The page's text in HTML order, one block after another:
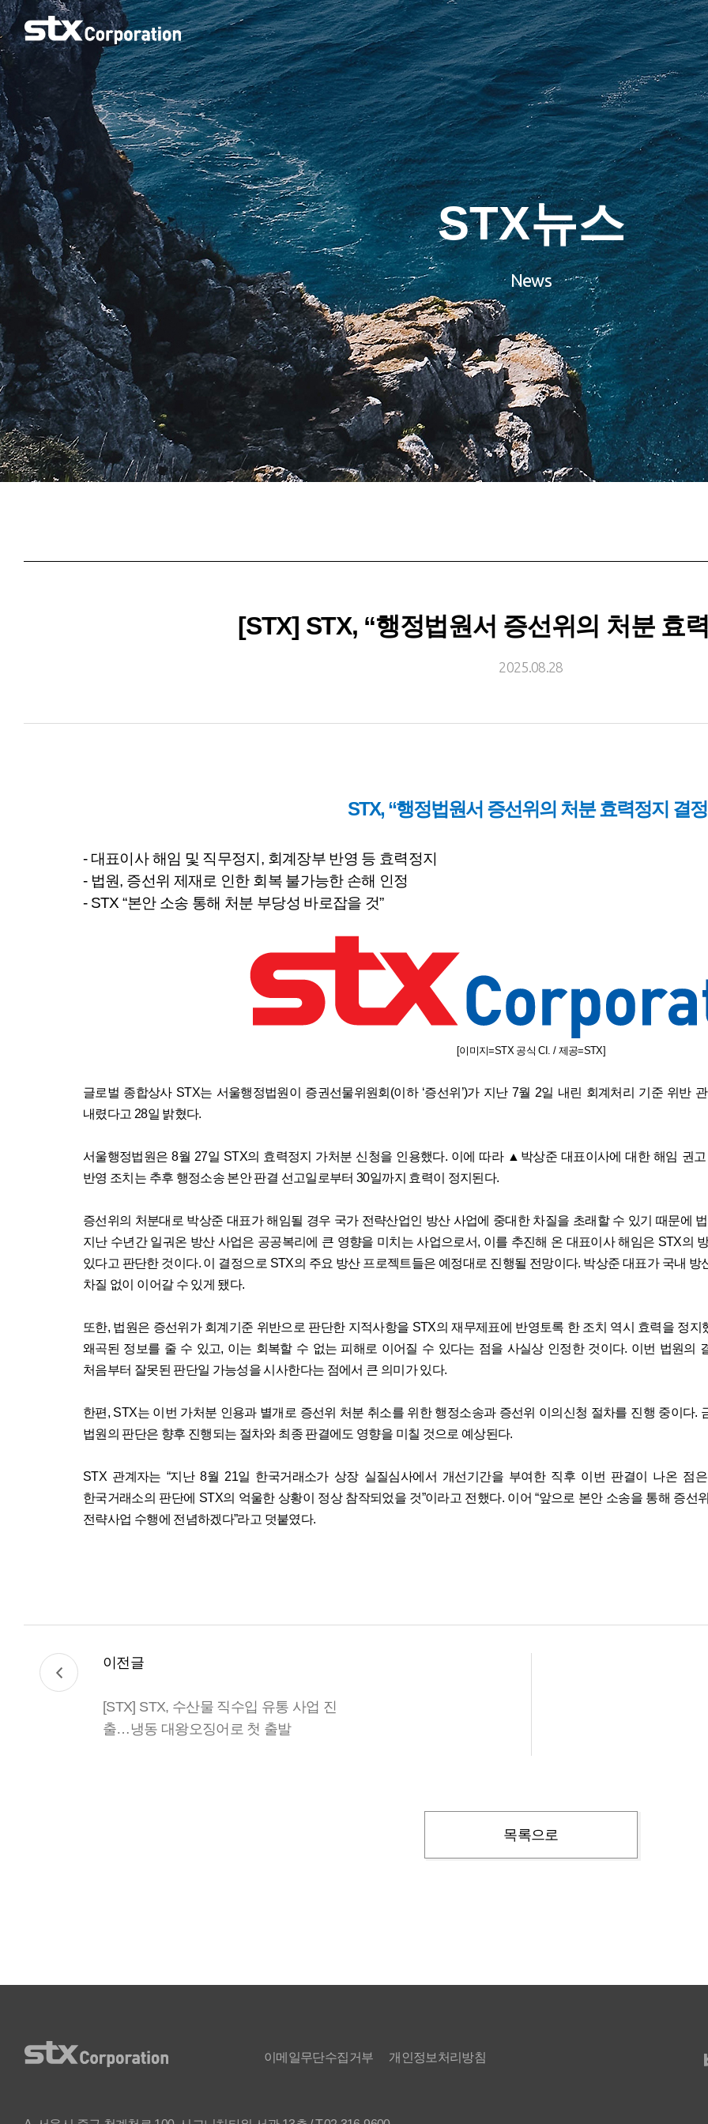
STX뉴스
News
[STX] STX, “행정법원서 증선위의 처분 효
2025.08.28
STX, “행정법원서 증선위의 처분 효력정지 결
- 대표이사 해임 및 직무정지 , 회계장부 반영 등 효력정지
- 법원, 증선위 제재로 인한 회복 불가능한 손해 인정
- STX “본안 소송 통해 처분 부당성 바로잡을 것”
[이미지=STX 공식 CI. / 제공=STX]
글로벌 종합상사STX는 서울행정법원이 증권선물위원회 (이하‘증선위 ’)가 지난7월 2일 내린 회계처리 기준 위반
내렸다고 28일 밝혔다.
서울행정법원은 8월 27일 STX의 효력정지 가처분 신청을 인용했다. 이에 따라▲ 박상준 대표이사에 대한 해임 권
반영 조치는 추후 행정소송 본안 판결 선고일로부터 30일까지 효력이 정지된다.
증선위의 처분대로 박상준 대표가 해임될 경우 국가 전략산업인 방산 사업에 중대한 차질을 초래할 수 있기 때문에
지난 수년간 일궈온 방산 사업은 공공복리에 큰 영향을 미치는 사업으로서, 이를 추진해 온 대표이사 해임은 STX의
있다고 판단한 것이다. 이 결정으로 STX의 주요 방산 프로젝트들은 예정대로 진행될 전망이다. 박상준 대표가 국내 방
차질 없이 이어갈 수 있게 됐다.
또한, 법원은 증선위가 회계기준 위반으로 판단한 지적사항을 STX의 재무제표에 반영토록 한 조치 역시 효력을 정지
왜곡된 정보를 줄 수 있고, 이는 회복할 수 없는 피해로 이어질 수 있다는 점을 사실상 인정한 것이다. 이번 법원의
처음부터 잘못된 판단일 가능성을 시사한다는 점에서 큰 의미가 있다.
한편 , STX는 이번 가처분 인용과 별개로 증선위 처분 취소를 위한 행정소송과 증선위 이의신청 절차를 진행 중이다.
법원의 판단은 향후 진행되는 절차와 최종 판결에도 영향을 미칠 것으로 예상된다.
STX 관계자는 “지난8월 21일 한국거래소가 상장 실질심사에서 개선기간을 부여한 직후 이번 판결이 나온 점
한국거래소의 판단에 STX의 억울한 상황이 정상 참작되었을 것”이라고 전했다. 이어 “앞으로 본안 소송을 통해 증선
전략사업 수행에 전념하겠다”라고 덧붙였다.
이전글
[STX] STX, 수산물 직수입 유통 사업 진
출…냉동 대왕오징어로 첫 출발
목록으로
이메일무단수집거부 개인정보처리방침